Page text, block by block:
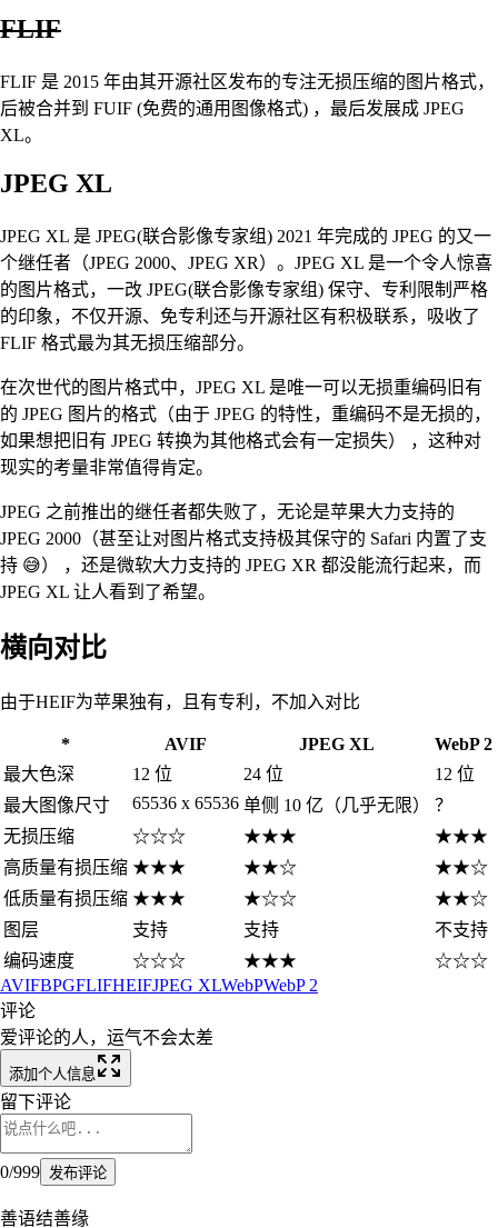
FLIF
FLIF 是 2015 年由其开源社区发布的专注无损压缩的图片格式，
后被合并到 FUIF (免费的通用图像格式) ，最后发展成 JPEG
XL。
JPEG XL
JPEG XL 是 JPEG(联合影像专家组) 2021 年完成的 JPEG 的又一
个继任者（JPEG 2000、JPEG XR）。JPEG XL 是一个令人惊喜
的图片格式，一改 JPEG(联合影像专家组) 保守、专利限制严格
的印象，不仅开源、免专利还与开源社区有积极联系，吸收了
FLIF 格式最为其无损压缩部分。
在次世代的图片格式中，JPEG XL 是唯一可以无损重编码旧有
的 JPEG 图片的格式（由于 JPEG 的特性，重编码不是无损的，
如果想把旧有 JPEG 转换为其他格式会有一定损失） ，这种对
现实的考量非常值得肯定。
JPEG 之前推出的继任者都失败了，无论是苹果大力支持的
JPEG 2000（甚至让对图片格式支持极其保守的 Safari 内置了支
持 😅） ，还是微软大力支持的 JPEG XR 都没能流行起来，而
JPEG XL 让人看到了希望。
横向对比
由于HEIF为苹果独有，且有专利，不加入对比
* AVIF JPEG XL
WebP 2
最大色深
12 位 24 位
12 位
最大图像尺寸
65536 x 65536 单侧 10 亿（几乎无限）
？
无损压缩
☆☆☆ ★★★
★★★
高质量有损压缩 ★★★ ★★☆
★★☆
低质量有损压缩 ★★★ ★☆☆
★★☆
图层
支持 支持
不支持
编码速度
☆☆☆ ★★★
☆☆☆
AVIFBPGFLIFHEIFJPEG XLWebPWebP 2
评论
爱评论的人，运气不会太差
添加个人信息
留下评论
0/999 发布评论
善语结善缘